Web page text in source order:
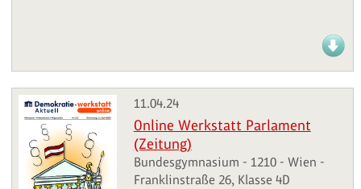
11.04.24
Online Werkstatt Parlament
(Zeitung)
Bundesgymnasium - 1210 - Wien -
Franklinstraße 26, Klasse 4D